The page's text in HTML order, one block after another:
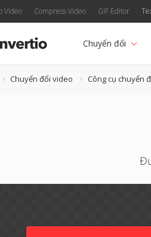
Video Compress Video GIF Editor
Chuyển đổi
Chuyển đổi video Công cụ chuyển